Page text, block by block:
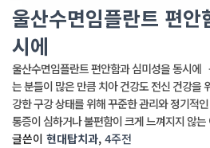
울산수면임플란트 편
시에
울산수면임플란트 편안함과 심미성을 동시에
는 분들이 많은 만큼 치아 건강도 전신 건강을
강한 구강 상태를 위해 꾸준한 관리와 정기적
통증이 심하거나 불편함이 크게 느껴지지 않는
글쓴이 현대탑치과, 4주전